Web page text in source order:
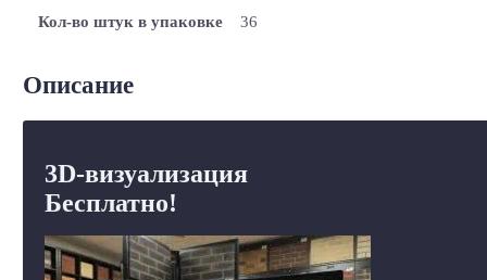
Кол-во штук в упаковке 36
Описание
3D-визуализация
Бесплатно!